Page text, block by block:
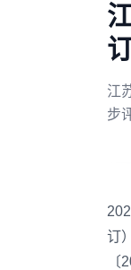
江
步
订
〔